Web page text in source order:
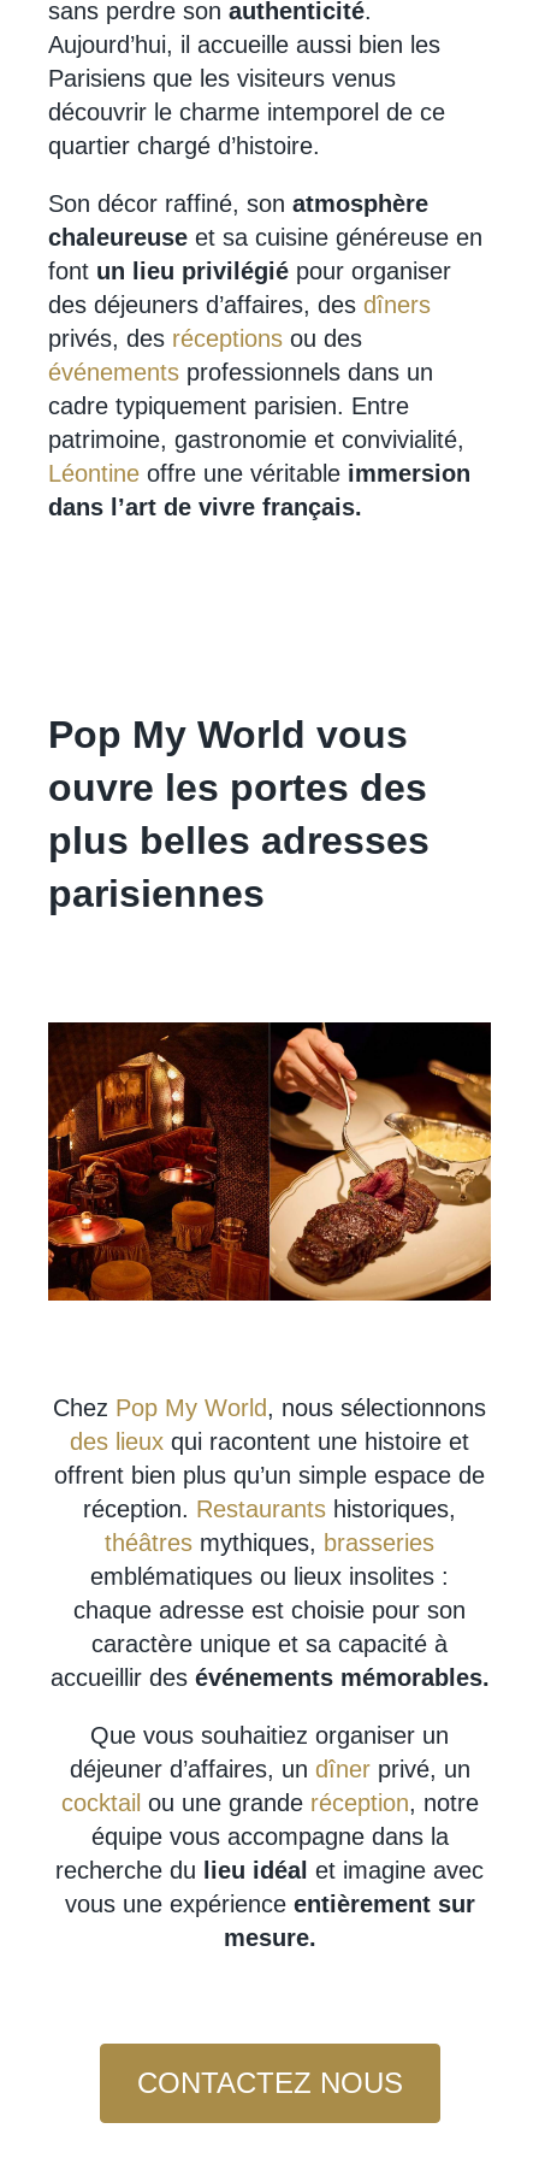
sans perdre son authenticité.
Aujourd’hui, il accueille aussi bien les
Parisiens que les visiteurs venus
découvrir le charme intemporel de ce
quartier chargé d’histoire.
Son décor raffiné, son atmosphère
chaleureuse et sa cuisine généreuse en
font un lieu privilégié pour organiser
des déjeuners d’affaires, des dîners
privés, des réceptions ou des
événements professionnels dans un
cadre typiquement parisien. Entre
patrimoine, gastronomie et convivialité,
Léontine offre une véritable immersion
dans l’art de vivre français.
Pop My World vous
ouvre les portes des
plus belles adresses
parisiennes
Chez Pop My World, nous sélectionnons
des lieux qui racontent une histoire et
offrent bien plus qu’un simple espace de
réception. Restaurants historiques,
théâtres mythiques, brasseries
emblématiques ou lieux insolites :
chaque adresse est choisie pour son
caractère unique et sa capacité à
accueillir des événements mémorables.
Que vous souhaitiez organiser un
déjeuner d’affaires, un dînerprivé, un
cocktail ou une grande réception, notre
équipe vous accompagne dans la
recherche du lieu idéal et imagine avec
vous une expérience entièrement sur
mesure.
CONTACTEZ NOUS